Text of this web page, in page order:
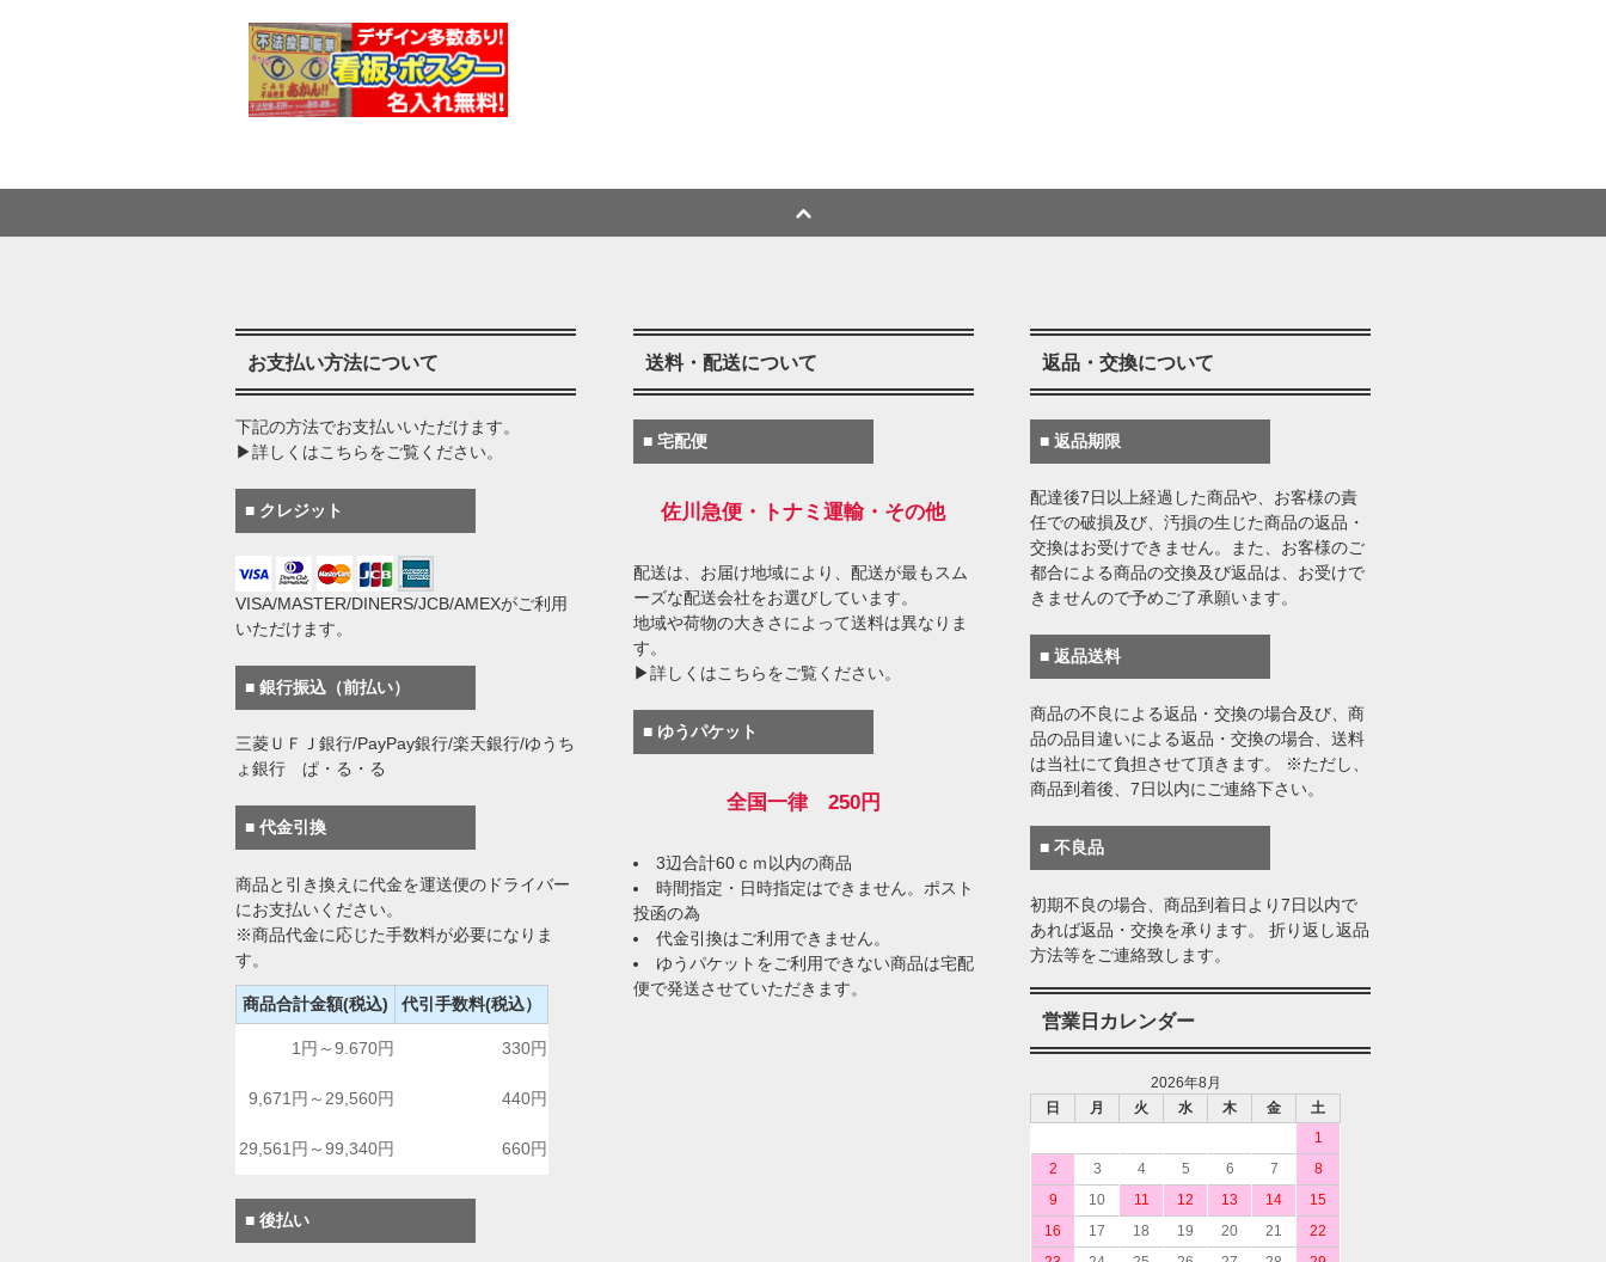
お支払い方法について
下記の方法でお支払いいただけます。
▶詳しくはこちらをご覧ください。
■ クレジット
VISA/MASTER/DINERS/JCB/AMEXがご利用
いただけます。
■ 銀行振込（前払い）
三菱ＵＦＪ銀行/PayPay銀行/楽天銀行/ゆうち
ょ銀行 ぱ・る・る
■ 代金引換
商品と引き換えに代金を運送便のドライバー
にお支払いください。
※商品代金に応じた手数料が必要になりま
す。
商品合計金額(税込) 代引手数料(税込）
1円～9.670円 330円
9,671円～29,560円 440円
29,561円～99,340円 660円
■ 後払い
送料・配送について
■ 宅配便
佐川急便・トナミ運輸・その他
配送は、お届け地域により、配送が最もスム
ーズな配送会社をお選びしています。
地域や荷物の大きさによって送料は異なりま
す。
▶詳しくはこちらをご覧ください。
■ ゆうパケット
全国一律 250円
3辺合計60ｃｍ以内の商品
時間指定・日時指定はできません。ポスト
投函の為
代金引換はご利用できません。
ゆうパケットをご利用できない商品は宅配
便で発送させていただきます。
返品・交換について
■ 返品期限
配達後7日以上経過した商品や、お客様の責
任での破損及び、汚損の生じた商品の返品・
交換はお受けできません。また、お客様のご
都合による商品の交換及び返品は、お受けで
きませんので予めご了承願います。
■ 返品送料
商品の不良による返品・交換の場合及び、商
品の品目違いによる返品・交換の場合、送料
は当社にて負担させて頂きます。 ※ただし、
商品到着後、7日以内にご連絡下さい。
■ 不良品
初期不良の場合、商品到着日より7日以内で
あれば返品・交換を承ります。 折り返し返品
方法等をご連絡致します。
営業日カレンダー
2026年8月
日
月 火 水 木 金
土
1
2
3 4 5 6 7
8
9
10 11 12 13 14
15
16
17 18 19 20 21
22